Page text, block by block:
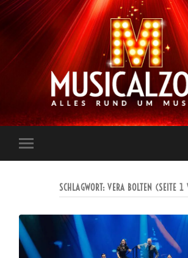
Mobile-
Menü
SCHLAGWORT: VERA BOLTEN (SEITE